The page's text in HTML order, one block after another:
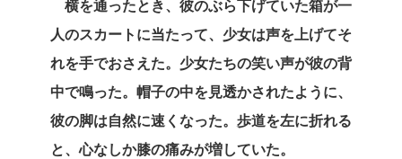
横を通ったとき、彼のぶら下げていた箱が一
人のスカートに当たって、少女は声を上げてそ
れを手でおさえた。少女たちの笑い声が彼の背
中で鳴った。帽子の中を見透かされたように、
彼の脚は自然に速くなった。歩道を左に折れる
と、心なしか膝の痛みが増していた。